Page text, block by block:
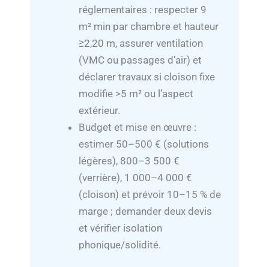
réglementaires : respecter 9
m² min par chambre et hauteur
≥2,20 m, assurer ventilation
(VMC ou passages d’air) et
déclarer travaux si cloison fixe
modifie >5 m² ou l’aspect
extérieur.
Budget et mise en œuvre :
estimer 50–500 € (solutions
légères), 800–3 500 €
(verrière), 1 000–4 000 €
(cloison) et prévoir 10–15 % de
marge ; demander deux devis
et vérifier isolation
phonique/solidité.